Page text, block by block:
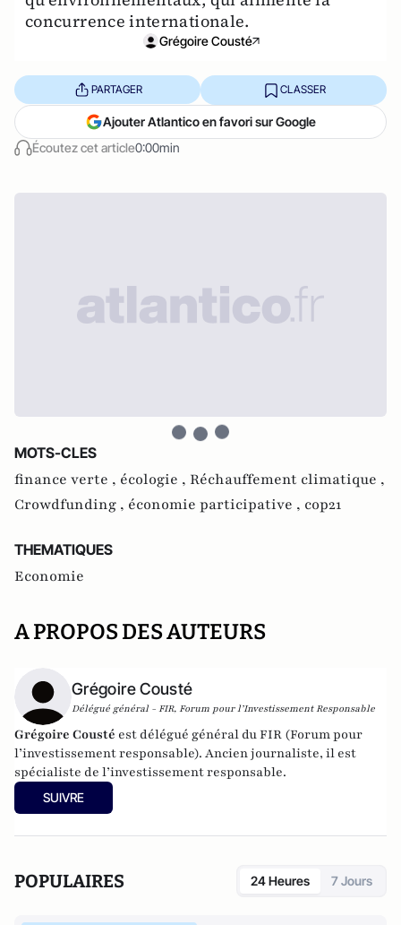
concurrence internationale.
Grégoire Cousté
Écoutez cet article0:00min
PARTAGER CLASSER
Ajouter Atlantico en favori sur Google
MOTS-CLES
finance verte , écologie , Réchauffement climatique ,
Crowdfunding , économie participative , cop21
THEMATIQUES
Economie
A PROPOS DES AUTEURS
Grégoire Cousté
Délégué général - FIR, Forum pour l’Investissement Responsable
Grégoire Cousté est délégué général du FIR (Forum pour
l’investissement responsable). Ancien journaliste, il est
spécialiste de l’investissement responsable.
SUIVRE
POPULAIRES 24 Heures 7 Jours